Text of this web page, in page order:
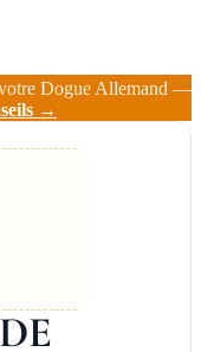
Dogue Allemand —
→